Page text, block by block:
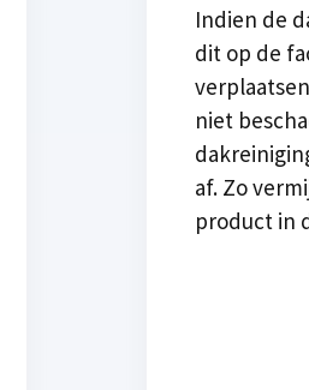
Indien de
dit op de
niet
af. Zo
product in